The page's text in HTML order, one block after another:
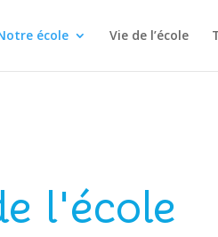
école Vie de l’école
l'école